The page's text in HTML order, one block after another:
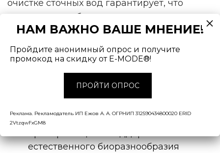
очистке сточных вод гарантирует, что
отходы можно безопасно использовать
повторно для оросительной системы,
уборки помещений и для других
хозяйственных нужд.
заповедника, то всегда оставались
естественного биоразнообразия
НАМ ВАЖНО ВАШЕ МНЕНИЕ!
Пройдите анонимный опрос и получите
промокод на скидку от E-MODE®!
ПРОЙТИ ОПРОС
Реклама. Рекламодатель ИП Ежов А. А. ОГРНИП 312590434800020 ERID
2VtzqwFxGM8